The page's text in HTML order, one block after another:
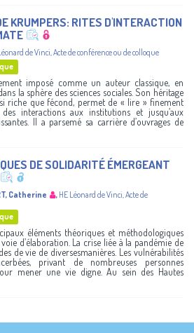
KRUMPERS: RITES D'INTERACTION
de Vinci Acte de conférence ou de colloque
imposé comme un auteur classique, en
la sphère des sciences sociales. Son héritage
riche que fécond, permet de « lire » finement
interactions aux institutions et jusqu’aux
Il a parsemé sa carrière d’ouvrages de
DE SOLIDARITÉ ÉMERGEANT
Catherine , HE Léonard de Vinci Acte de
éléments théoriques et méthodologiques
d’élaboration. La crise liée à la pandémie de
de vie de diversesmanières. Les vulnérabilités
privant de nombreuses personnes
mener une vie digne. Au sein des Hautes